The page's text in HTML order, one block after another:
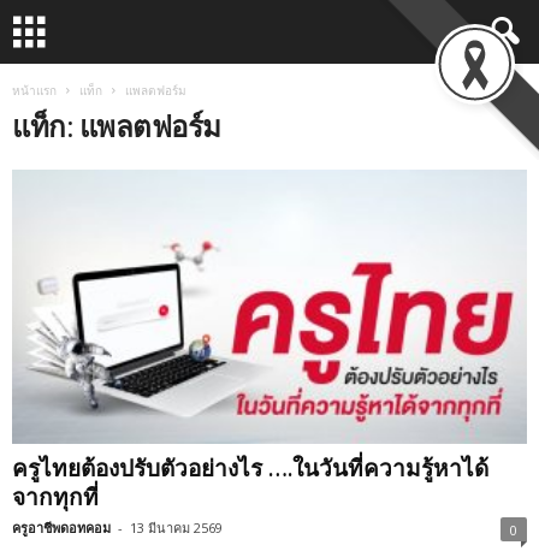
หน้าแรก แท็ก แพลตฟอร์ม
แท็ก: แพลตฟอร์ม
ครูไทยต้องปรับตัวอย่างไร ….ในวันที่ความรู้หาได้
จากทุกที่
ครูอาชีพดอทคอม - 13 มีนาคม 2569 0